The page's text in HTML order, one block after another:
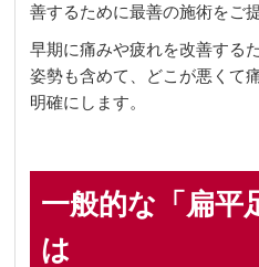
善するために最善の施術をご
早期に痛みや疲れを改善する
姿勢も含めて、どこが悪くて
明確にします。
一般的な「扁平
は